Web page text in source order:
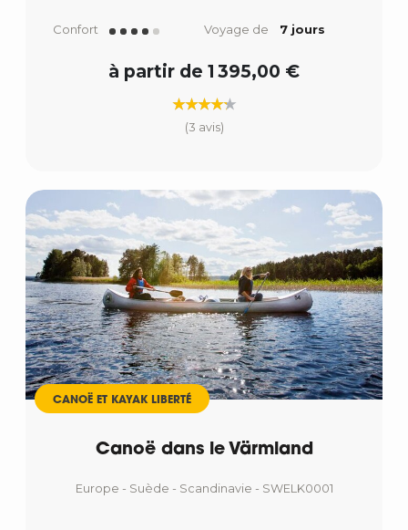
Confort Voyage de 7 jours
à partir de 1 395,00 €
(3 avis)
CANOË ET KAYAK LIBERTÉ
Canoë dans le Värmland
Europe - Suède - Scandinavie - SWELK0001